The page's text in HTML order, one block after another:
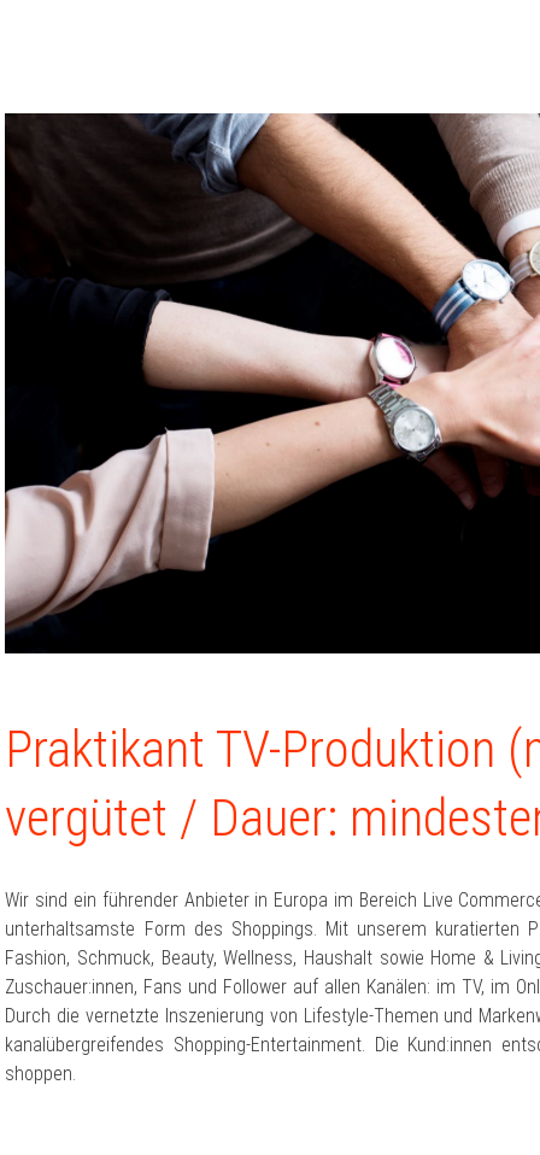
Praktikant TV-Produktion
vergütet / Dauer:
Wir sind ein führender Anbieter in Europa im Bereich Live
unterhaltsamste Form des Shoppings. Mit unserem kuratierten
Fashion, Schmuck, Beauty, Wellness, Haushalt sowie Home &
Zuschauer:innen, Fans und Follower auf allen Kanälen: im TV, im
Durch die vernetzte Inszenierung von Lifestyle-Themen und
kanalübergreifendes Shopping-Entertainment. Die Kund:innen
shoppen.